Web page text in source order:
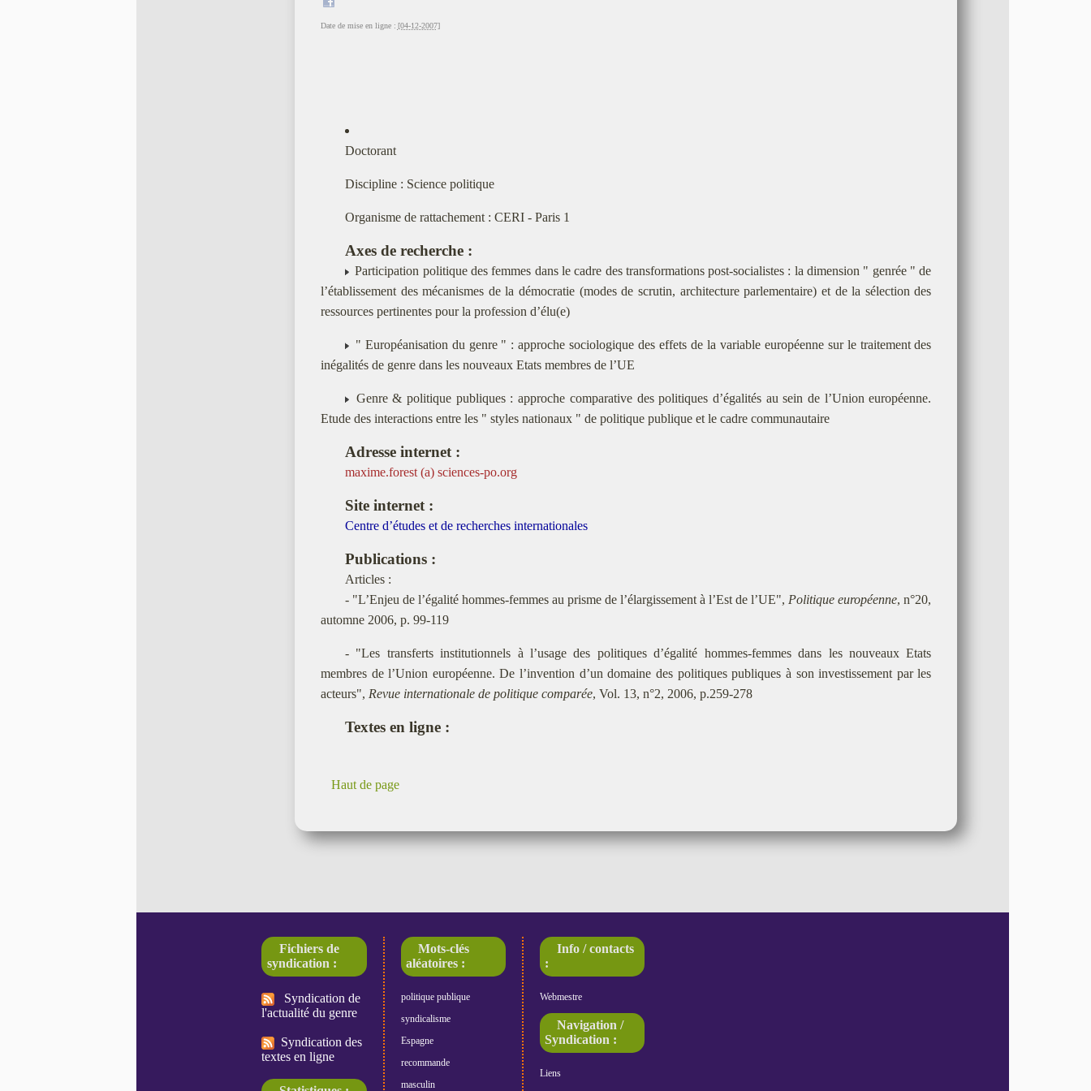
Date de mise en ligne : [04-12-2007]
Doctorant
Discipline : Science politique
Organisme de rattachement : CERI - Paris 1
Axes de recherche :
Participation politique des femmes dans le cadre des transformations post-socialistes : la dimension " genrée " de
l’établissement des mécanismes de la démocratie (modes de scrutin, architecture parlementaire) et de la sélection des
ressources pertinentes pour la profession d’élu(e)
" Européanisation du genre " : approche sociologique des effets de la variable européenne sur le traitement des
inégalités de genre dans les nouveaux Etats membres de l’UE
Genre & politique publiques : approche comparative des politiques d’égalités au sein de l’Union européenne.
Etude des interactions entre les " styles nationaux " de politique publique et le cadre communautaire
Adresse internet :
maxime.forest (a) sciences-po.org
Site internet :
Centre d’études et de recherches internationales
Publications :
Articles :
- "L’Enjeu de l’égalité hommes-femmes au prisme de l’élargissement à l’Est de l’UE", Politique européenne, n°20,
automne 2006, p. 99-119
- "Les transferts institutionnels à l’usage des politiques d’égalité hommes-femmes dans les nouveaux Etats
membres de l’Union européenne. De l’invention d’un domaine des politiques publiques à son investissement par les
acteurs", Revue internationale de politique comparée, Vol. 13, n°2, 2006, p.259-278
Textes en ligne :
Haut de page
Fichiers de
syndication :
Syndication de
l'actualité du genre
Syndication des
textes en ligne
Mots-clés
aléatoires :
politique publique
syndicalisme
Espagne
recommande
masculin
Info / contacts
:
Webmestre
Navigation /
Syndication :
Liens